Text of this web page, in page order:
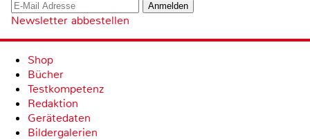
Newsletter abbestellen
Shop
Bücher
Testkompetenz
Redaktion
Gerätedaten
Bildergalerien